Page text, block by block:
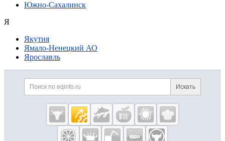
Южно-Сахалинск
Я
Якутия
Ямало-Ненецкий АО
Ярославль
Дополнительная информация
Поиск по сайту и
Искать
Cсылки на полезные проекты
Eqinfo.ru —
пищевое